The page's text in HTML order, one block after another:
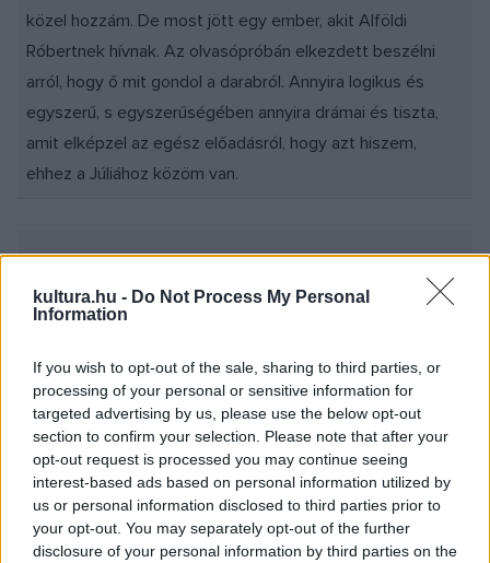
kultura.hu - Do Not Process My Personal
Information
If you wish to opt-out of the sale, sharing to third parties, or
processing of your personal or sensitive information for
targeted advertising by us, please use the below opt-out
section to confirm your selection. Please note that after your
opt-out request is processed you may continue seeing
interest-based ads based on personal information utilized by
us or personal information disclosed to third parties prior to
your opt-out. You may separately opt-out of the further
disclosure of your personal information by third parties on the
közel hozzám. De most jött egy ember, akit Alföldi
Róbertnek hívnak. Az olvasópróbán elkezdett beszélni
arról, hogy ő mit gondol a darabról. Annyira logikus és
egyszerű, s egyszerűségében annyira drámai és tiszta,
amit elképzel az egész előadásról, hogy azt hiszem,
ehhez a Júliához közöm van.
Robi már játszotta Rómeót, amikor kikerült a főiskoláról,
a karakterekhez úgy tud hozzányúlni, hogy két-három
mondattal leszedi róluk a rárakódott sztereotípiákat.
Máshonnan fogalmazza a Rómeót (Huszár Zsolt),
Mercutiót (Almási Sándor) a Montague és Capulet-
családot, de nem tekeri ki a történetet. Szerinte Lőrinc
barát (Hevér Gábor) nem afféle befelé forduló, istenfélő,
dogmákban gondolkozó pap, hanem egy fiatalember,